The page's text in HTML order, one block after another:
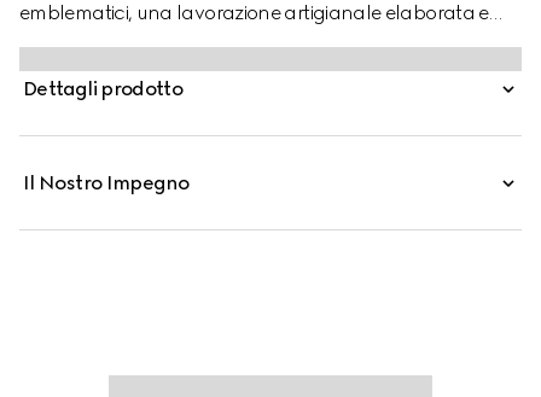
emblematici, una lavorazione artigianale elaborata e
tonalità fresche. Questo zaino per bambini è realizzato in
GG Supreme e sfoggia un disegno raffigurante un
personaggio del brand MR. MEN™ LITTLE MISS™.
Dettagli prodotto
Il Nostro Impegno